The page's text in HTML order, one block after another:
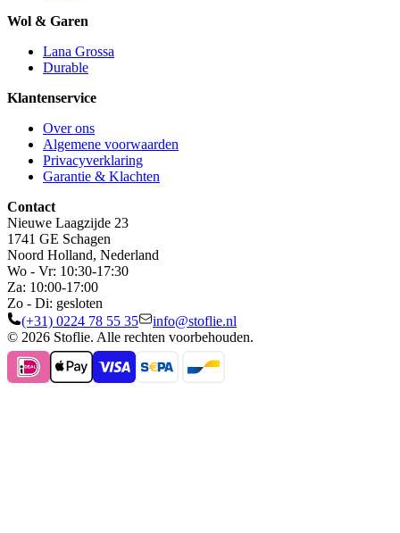
Wol & Garen
Lana Grossa
Durable
Klantenservice
Over ons
Algemene voorwaarden
Privacyverklaring
Garantie & Klachten
Contact
Nieuwe Laagzijde 23
1741 GE Schagen
Noord Holland, Nederland
Wo - Vr: 10:30-17:30
Za: 10:00-17:00
Zo - Di: gesloten
(+31) 0224 78 55 35
info@stoflie.nl
© 2026 Stoflie. Alle rechten voorbehouden.